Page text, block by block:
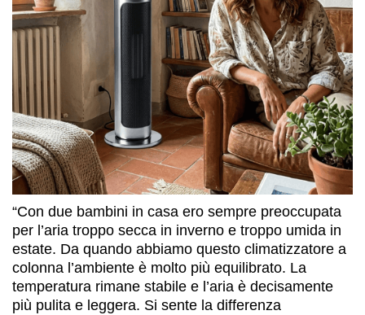
“Con due bambini in casa ero sempre preoccupata
per l’aria troppo secca in inverno e troppo umida in
estate. Da quando abbiamo questo climatizzatore a
colonna l’ambiente è molto più equilibrato. La
temperatura rimane stabile e l’aria è decisamente
più pulita e leggera. Si sente la differenza